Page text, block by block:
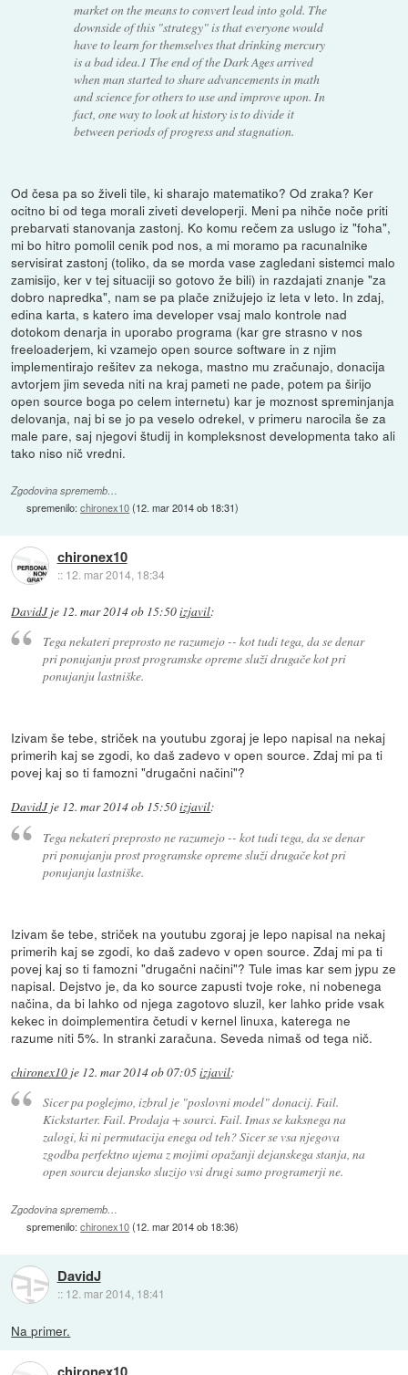
market on the means to convert lead into gold. The
downside of this "strategy" is that everyone would
have to learn for themselves that drinking mercury
is a bad idea.1 The end of the Dark Ages arrived
when man started to share advancements in math
and science for others to use and improve upon. In
fact, one way to look at history is to divide it
between periods of progress and stagnation.
Od česa pa so živeli tile, ki sharajo matematiko? Od zraka? Ker
ocitno bi od tega morali ziveti developerji. Meni pa nihče noče priti
prebarvati stanovanja zastonj. Ko komu rečem za uslugo iz "foha",
mi bo hitro pomolil cenik pod nos, a mi moramo pa racunalnike
servisirat zastonj (toliko, da se morda vase zagledani sistemci malo
zamisijo, ker v tej situaciji so gotovo že bili) in razdajati znanje "za
dobro napredka", nam se pa plače znižujejo iz leta v leto. In zdaj,
edina karta, s katero ima developer vsaj malo kontrole nad
dotokom denarja in uporabo programa (kar gre strasno v nos
freeloaderjem, ki vzamejo open source software in z njim
implementirajo rešitev za nekoga, mastno mu zračunajo, donacija
avtorjem jim seveda niti na kraj pameti ne pade, potem pa širijo
open source boga po celem internetu) kar je moznost spreminjanja
delovanja, naj bi se jo pa veselo odrekel, v primeru narocila še za
male pare, saj njegovi študij in kompleksnost developmenta tako ali
tako niso nič vredni.
Zgodovina sprememb…
spremenilo:chironex10(12. mar 2014 ob 18:31)
chironex10
:: 12. mar 2014, 18:34
DavidJje 12. mar 2014 ob 15:50izjavil:
Tega nekateri preprosto ne razumejo -- kot tudi tega, da se denar
pri ponujanju prost programske opreme služi drugače kot pri
ponujanju lastniške.
Izivam še tebe, striček na youtubu zgoraj je lepo napisal na nekaj
primerih kaj se zgodi, ko daš zadevo v open source. Zdaj mi pa ti
povej kaj so ti famozni "drugačni načini"?
DavidJje 12. mar 2014 ob 15:50izjavil:
Tega nekateri preprosto ne razumejo -- kot tudi tega, da se denar
pri ponujanju prost programske opreme služi drugače kot pri
ponujanju lastniške.
Izivam še tebe, striček na youtubu zgoraj je lepo napisal na nekaj
primerih kaj se zgodi, ko daš zadevo v open source. Zdaj mi pa ti
povej kaj so ti famozni "drugačni načini"? Tule imas kar sem jypu ze
napisal. Dejstvo je, da ko source zapusti tvoje roke, ni nobenega
načina, da bi lahko od njega zagotovo sluzil, ker lahko pride vsak
kekec in doimplementira četudi v kernel linuxa, katerega ne
razume niti 5%. In stranki zaračuna. Seveda nimaš od tega nič.
chironex10 je 12. mar 2014 ob 07:05izjavil:
Sicer pa poglejmo, izbral je "poslovni model" donacij. Fail.
Kickstarter. Fail. Prodaja + sourci. Fail. Imas se kaksnega na
zalogi, ki ni permutacija enega od teh? Sicer se vsa njegova
zgodba perfektno ujema z mojimi opažanji dejanskega stanja, na
open sourcu dejansko sluzijo vsi drugi samo programerji ne.
Zgodovina sprememb…
spremenilo:chironex10(12. mar 2014 ob 18:36)
DavidJ
:: 12. mar 2014, 18:41
Na primer.